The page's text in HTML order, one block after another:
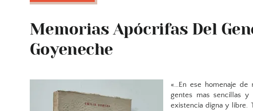
Memorias Apócrifas Del
Goyeneche
«…En ese homenaje
gentes mas sencillas y
existencia digna y libre.